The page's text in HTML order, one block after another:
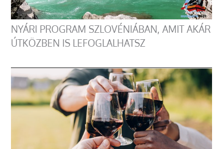
NYÁRI PROGRAM SZLOVÉNIÁBAN, AMIT AKÁR
ÚTKÖZBEN IS LEFOGLALHATSZ